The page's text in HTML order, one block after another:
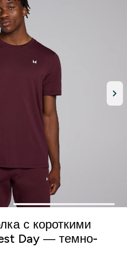
с короткими
Day — темно-